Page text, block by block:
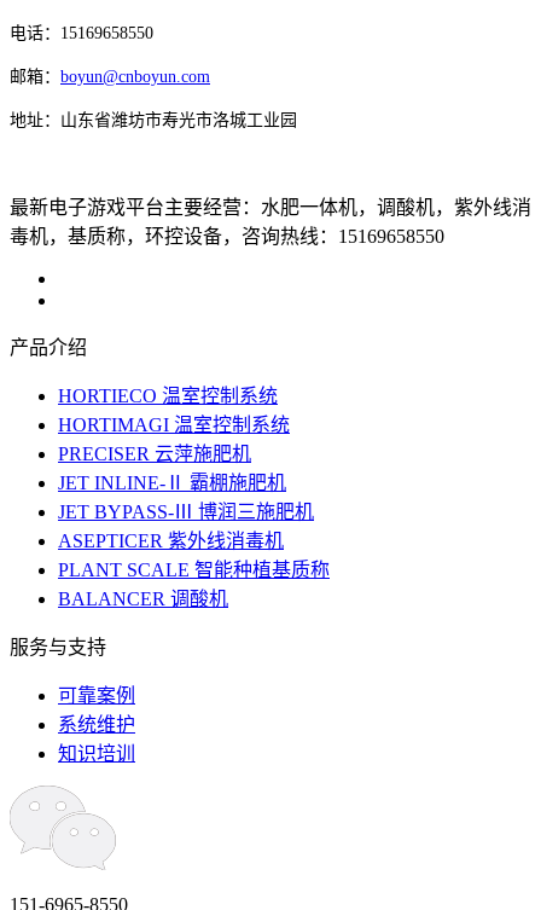
电话：15169658550
邮箱： boyun@cnboyun.com
地址：山东省潍坊市寿光市洛城工业园
最新电子游戏平台主要经营：水肥一体机，调酸机，紫外线消
毒机，基质称，环控设备，咨询热线：15169658550
产品介绍
HORTIECO 温室控制系统
HORTIMAGI 温室控制系统
PRECISER 云萍施肥机
JET INLINE-Ⅱ 霸棚施肥机
JET BYPASS-Ⅲ 博润三施肥机
ASEPTICER 紫外线消毒机
PLANT SCALE 智能种植基质称
BALANCER 调酸机
服务与支持
可靠案例
系统维护
知识培训
151-6965-8550